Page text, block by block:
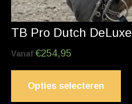
TB Pro Dutch DeLuxe
Vanaf €254,95
Opties selecteren